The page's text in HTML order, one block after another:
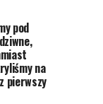
pod
na
pierwszy